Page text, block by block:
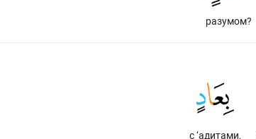
разумом?
с ‘адитами,